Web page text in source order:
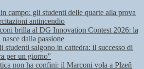
campo: gli studenti delle quarte alla prova
antincendio
brilla al DG Innovation Contest 2026: la
dalla passione
studenti salgono in cattedra: il successo di
per un giorno"
non ha confini: il Marconi vola a Plzeň